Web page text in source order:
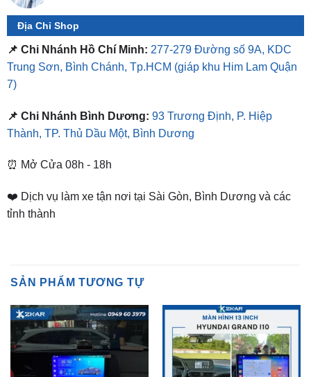
📌 Chi Nhánh Hồ Chí Minh: 277-279 Đường số 9A, KDC
Trung Sơn, Bình Chánh, Tp.HCM
7)
📌 Chi Nhánh Bình Dương:
⏰ Mở Cửa 08h - 18h
❤️ Dịch vụ làm xe tận nơi tại Sài Gòn, Bình Dương và các